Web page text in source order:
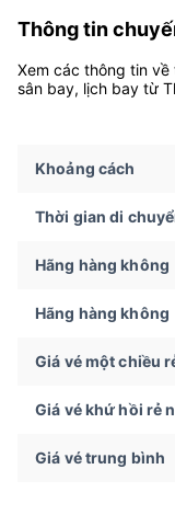
Thông tin
Xem các thông tin
sân bay, lịch bay từ
Khoảng cách
Thời gian di
Hãng hàng không
Hãng hàng không
Giá vé một chiều
Giá vé khứ hồi rẻ
Giá vé trung bình